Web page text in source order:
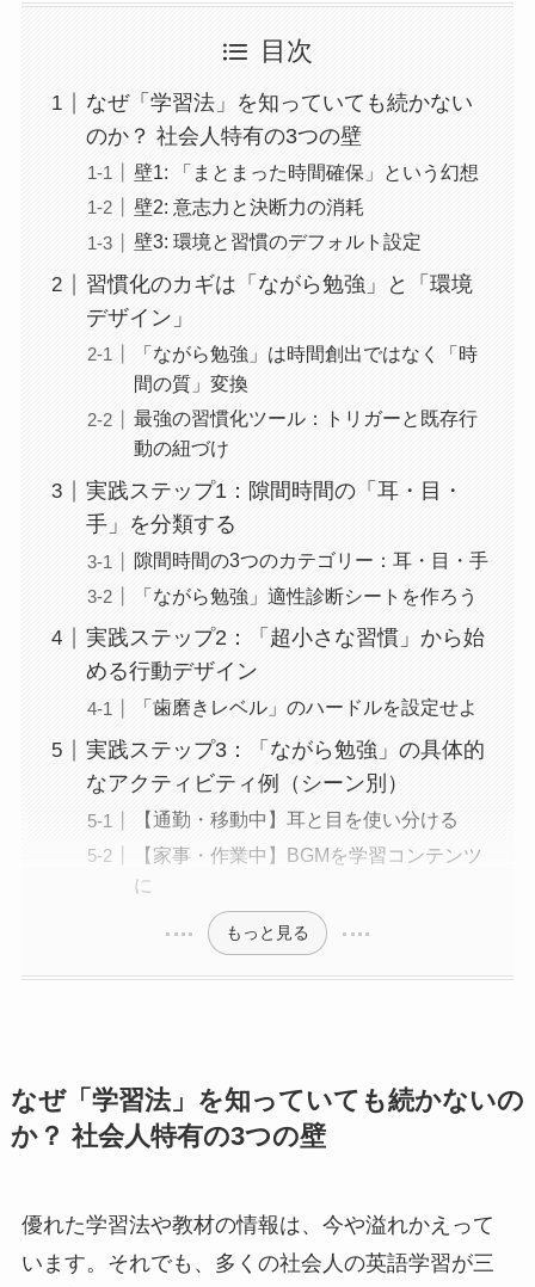
目次
なぜ「学習法」を知っていても続かない
のか？ 社会人特有の3つの壁
壁1: 「まとまった時間確保」という幻想
壁2: 意志力と決断力の消耗
壁3: 環境と習慣のデフォルト設定
習慣化のカギは「ながら勉強」と「環境
デザイン」
「ながら勉強」は時間創出ではなく「時
間の質」変換
最強の習慣化ツール：トリガーと既存行
動の紐づけ
実践ステップ1：隙間時間の「耳・目・
手」を分類する
隙間時間の3つのカテゴリー：耳・目・手
「ながら勉強」適性診断シートを作ろう
実践ステップ2：「超小さな習慣」から始
める行動デザイン
「歯磨きレベル」のハードルを設定せよ
実践ステップ3：「ながら勉強」の具体的
なアクティビティ例（シーン別）
【通勤・移動中】耳と目を使い分ける
【家事・作業中】BGMを学習コンテンツ
に
もっと見る
なぜ「学習法」を知っていても続かないの
か？ 社会人特有の3つの壁
優れた学習法や教材の情報は、今や溢れかえって
います。それでも、多くの社会人の英語学習が三